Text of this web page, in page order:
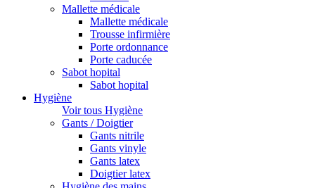
Mallette médicale
Mallette médicale
Trousse infirmière
Porte ordonnance
Porte caducée
Sabot hopital
Sabot hopital
Hygiène
Voir tous Hygiène
Gants / Doigtier
Gants nitrile
Gants vinyle
Gants latex
Doigtier latex